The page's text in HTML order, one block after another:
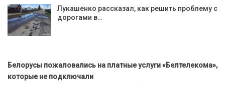
Лукашенко рассказал, как решить проблему с
дорогами в…
Белорусы пожаловались на платные услуги «Белтелекома»,
которые не подключали